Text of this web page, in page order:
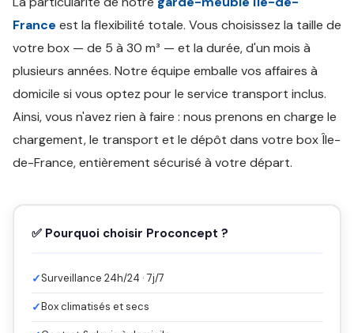
France est la flexibilité totale. Vous choisissez la taille de
votre box — de 5 à 30 m³ — et la durée, d'un mois à
plusieurs années. Notre équipe emballe vos affaires à
domicile si vous optez pour le service transport inclus.
Ainsi, vous n'avez rien à faire : nous prenons en charge le
chargement, le transport et le dépôt dans votre box Île-
de-France, entièrement sécurisé à votre départ.
✅ Pourquoi choisir Proconcept ?
✓Surveillance 24h/24 · 7j/7
✓Box climatisés et secs